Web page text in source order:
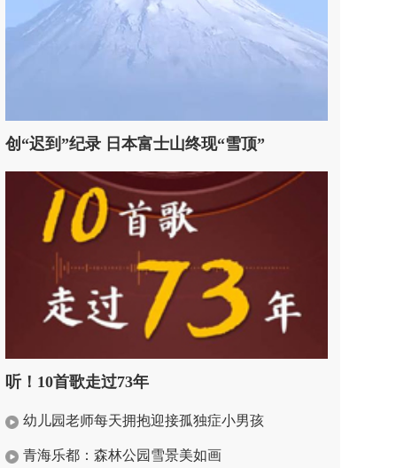
创“迟到”纪录 日本富士山终现“雪顶”
听！10首歌走过73年
幼儿园老师每天拥抱迎接孤独症小男孩
青海乐都：森林公园雪景美如画